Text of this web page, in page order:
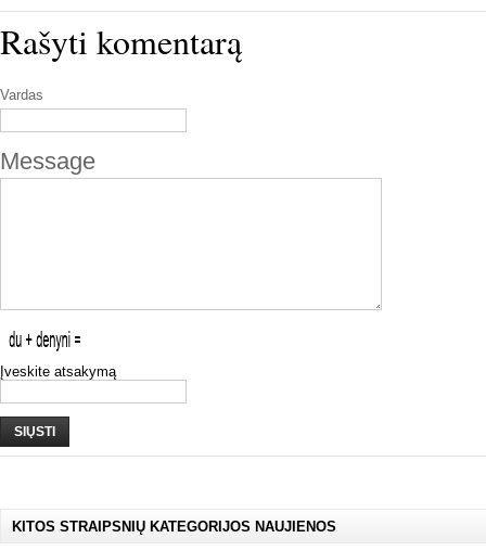
Rašyti komentarą
Vardas
Message
Įveskite atsakymą
SIŲSTI
KITOS STRAIPSNIŲ KATEGORIJOS NAUJIENOS